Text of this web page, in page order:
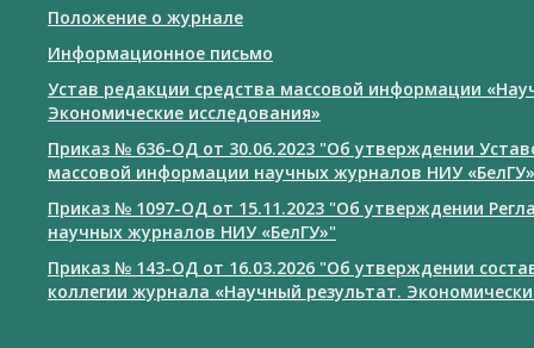
Положение о журнале
Информационное письмо
Устав редакции средства массовой информации
Экономические исследования»
Приказ № 636-ОД от 30.06.2023 "Об утверждении
массовой информации научных журналов НИУ «БелГУ»
Приказ № 1097-ОД от 15.11.2023 "Об утверждении
научных журналов НИУ «БелГУ»"
Приказ № 143-ОД от 16.03.2026 "Об утверждении
коллегии журнала «Научный результат.